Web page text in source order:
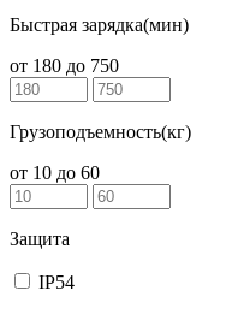
Быстрая зарядка(мин)
от 180 до 750
Грузоподъемность(кг)
от 10 до 60
Защита
IP54